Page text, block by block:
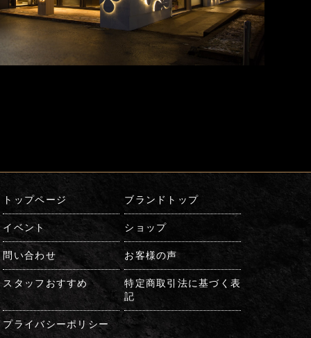
トップページ ブランドトップ
イベント ショップ
問い合わせ お客様の声
スタッフおすすめ
特定商取引法に基づく表
記
プライバシーポリシー